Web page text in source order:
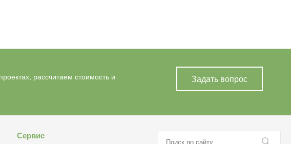
рассчитаем стоимость и
Задать вопрос
Сервис